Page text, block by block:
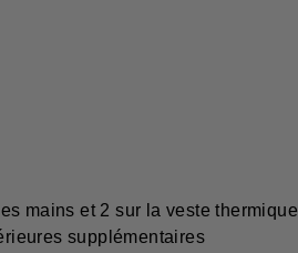
mains et 2 sur la veste thermique
supplémentaires